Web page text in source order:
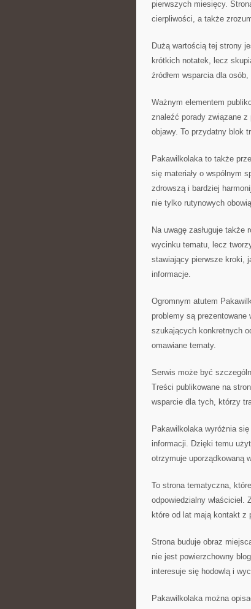
pierwszych miesięcy.
cierpliwości, a także
Dużą wartością tej strony
krótkich notatek, lecz
źródłem wsparcia dla
Ważnym elementem
znaleźć porady związane
objawy. To przydatny blok
Pakawilkolaka to także
się materiały o wspólnym
zdrowszą i bardziej
nie tylko rutynowych
Na uwagę zasługuje także
wycinku tematu, lecz
stawiający pierwsze kroki,
informacje.
Ogromnym atutem
problemy są prezentowane
szukających konkretnych
omawiane tematy.
Serwis może być
Treści publikowane na
wsparcie dla tych, którzy
Pakawilkolaka wyróżnia
informacji. Dzięki temu
otrzymuje uporządkowaną
To strona tematyczna,
odpowiedzialny właściciel.
które od lat mają kontakt z
Strona buduje obraz
nie jest powierzchowny
interesuje się hodowlą i
Pakawilkolaka można